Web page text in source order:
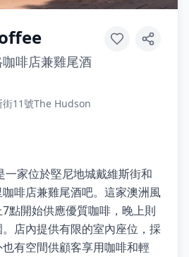
啡店兼雞尾酒
街11號The Hudson
家位於堅尼地城戴維斯街和
啡店兼雞尾酒吧。這家澳洲風
點開始供應優質咖啡，晚上則
店內提供有限的室內座位，採
有空間供顧客享用咖啡和輕